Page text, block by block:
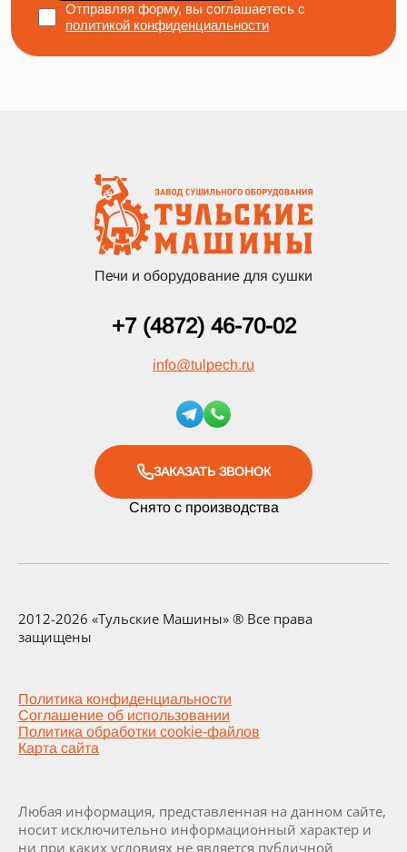
Отправляя форму, вы соглашаетесь с
политикой конфиденциальности
Печи и оборудование для сушки
+7 (4872) 46-70-02
info@tulpech.ru
ЗАКАЗАТЬ ЗВОНОК
Снято с производства
2012-2026 «Тульские Машины» ® Все права
защищены
Политика конфиденциальности
Соглашение об использовании
Политика обработки cookie-файлов
Карта сайта
Любая информация, представленная на данном сайте,
носит исключительно информационный характер и
ни при каких условиях не является публичной